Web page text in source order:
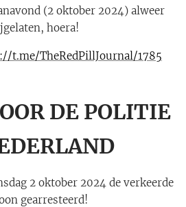
(2 oktober 2024) alweer
hoera!
t.me/TheRedPillJournal/1785
DE POLITIE
2 oktober 2024 de verkeerde
gearresteerd!